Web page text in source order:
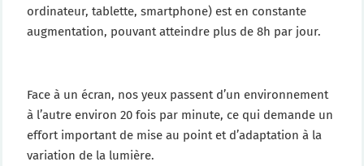
ordinateur, tablette, smartphone) est en constante
augmentation, pouvant atteindre plus de 8h par jour.
Face à un écran, nos yeux passent d’un environnement
à l’autre environ 20 fois par minute, ce qui demande un
effort important de mise au point et d’adaptation à la
variation de la lumière.